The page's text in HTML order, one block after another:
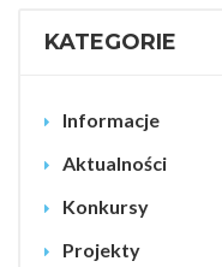
KATEGORIE
Informacje
Aktualności
Konkursy
Projekty